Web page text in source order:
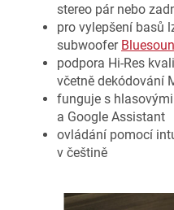
stereo pár nebo
pro vylepšení basů
subwoofer
podpora Hi-Res
včetně dekódování
funguje s
a Google Assistant
ovládání pomocí
v češtině